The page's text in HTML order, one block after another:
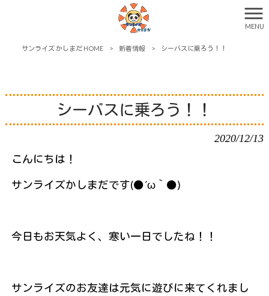
MENU
サンライズ かしまだ HOME > 新着情報 > シーバスに乗ろう！！
シーバスに乗ろう！！
2020/12/13
こんにちは！
サンライズかしまだです(●´ω｀●)
今日もお天気よく、寒い一日でしたね！！
サンライズのお友達は元気に遊びに来てくれまし